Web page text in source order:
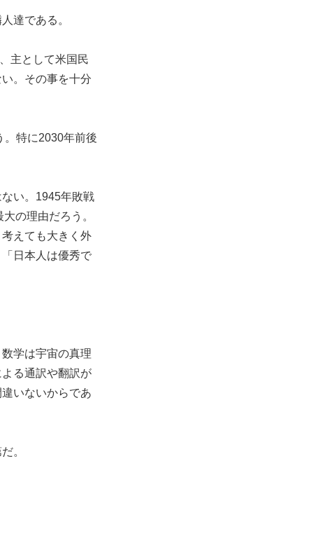
達である。
主として米国民
。その事を十分
。特に2030年前後
い。1945年敗戦
の理由だろう。
えても大きく外
日本人は優秀で
学は宇宙の真理
る通訳や翻訳が
いないからであ
。